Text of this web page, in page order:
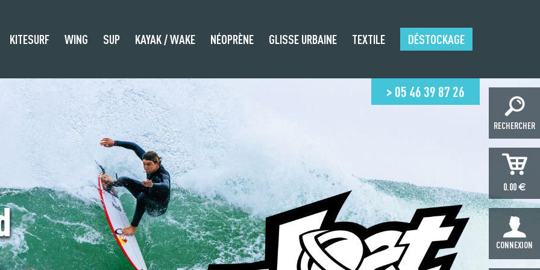
> 05 46 39 87 26
KITESURF WING SUP KAYAK / WAKE NÉOPRÈNE GLISSE URBAINE TEXTILE DÉSTOCKAGE
RECHERCHER
0.00€
CONNEXION
EARTH
EARTH